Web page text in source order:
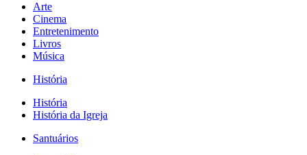
Arte
Cinema
Entretenimento
Livros
Música
História
História
História da Igreja
Santuários